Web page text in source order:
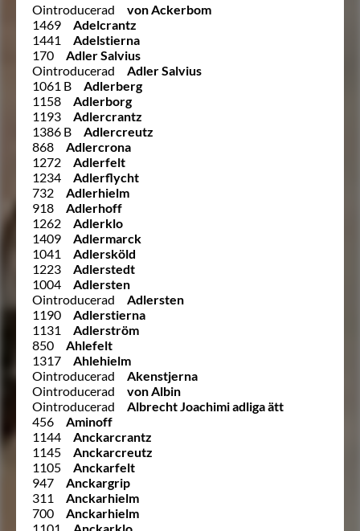
Ointroducerad
von Ackerbom
1469
Adelcrantz
1441
Adelstierna
170
Adler Salvius
Ointroducerad
Adler Salvius
1061 B
Adlerberg
1158
Adlerborg
1193
Adlercrantz
1386 B
Adlercreutz
868
Adlercrona
1272
Adlerfelt
1234
Adlerflycht
732
Adlerhielm
918
Adlerhoff
1262
Adlerklo
1409
Adlermarck
1041
Adlersköld
1223
Adlerstedt
1004
Adlersten
Ointroducerad
Adlersten
1190
Adlerstierna
1131
Adlerström
850
Ahlefelt
1317
Ahlehielm
Ointroducerad
Akenstjerna
Ointroducerad
von Albin
Ointroducerad
Albrecht Joachimi adliga ätt
456
Aminoff
1144
Anckarcrantz
1145
Anckarcreutz
1105
Anckarfelt
947
Anckargrip
311
Anckarhielm
700
Anckarhielm
1101
Anckarklo